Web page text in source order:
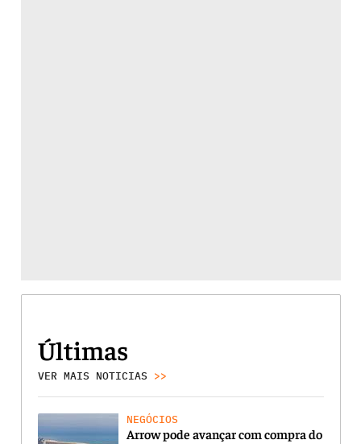
Últimas
VER MAIS NOTICIAS >>
NEGÓCIOS
Arrow pode avançar com compra do